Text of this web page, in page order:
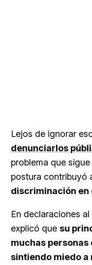
Lejos de ignorar
denunciarlos
problema que
postura contribuyó
discriminación en
En declaraciones al
explicó que su
muchas
sintiendo miedo a